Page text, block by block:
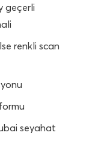
geçerli
renkli scan
seyahat